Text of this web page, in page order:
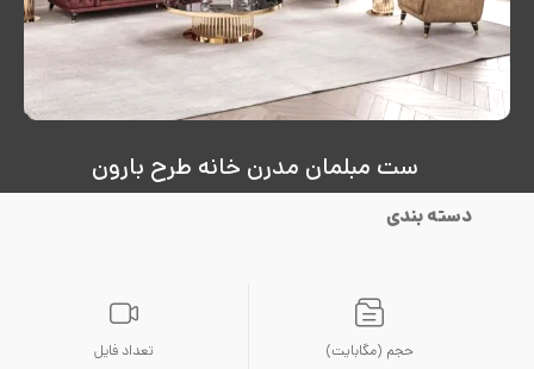
ست مبلمان مدرن خانه طرح بارون
دسته بندی
حجم (مگابایت) تعداد فایل